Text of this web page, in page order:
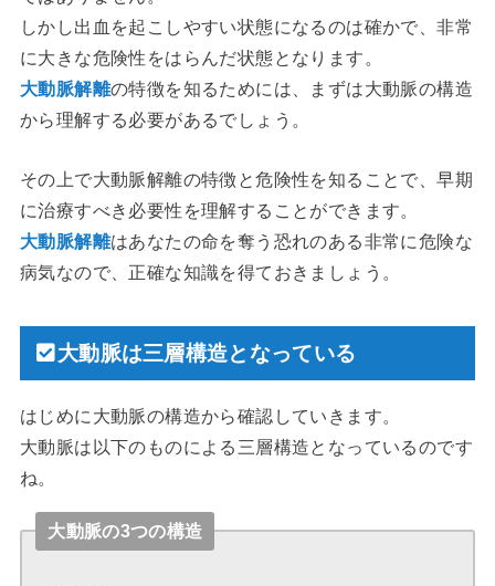
しかし出血を起こしやすい状態になるのは確かで、非常
に大きな危険性をはらんだ状態となります。
大動脈解離の特徴を知るためには、まずは大動脈の構造
から理解する必要があるでしょう。
その上で大動脈解離の特徴と危険性を知ることで、早期
に治療すべき必要性を理解することができます。
大動脈解離はあなたの命を奪う恐れのある非常に危険な
病気なので、正確な知識を得ておきましょう。
大動脈は三層構造となっている
はじめに大動脈の構造から確認していきます。
大動脈は以下のものによる三層構造となっているのです
ね。
大動脈の3つの構造